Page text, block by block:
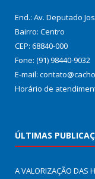
End.: Av. Deputado
Bairro: Centro
CEP: 68840-000
Fone: (91) 98440-9032
E-mail:
Horário de
ÚLTIMAS
A VALORIZAÇÃO DAS